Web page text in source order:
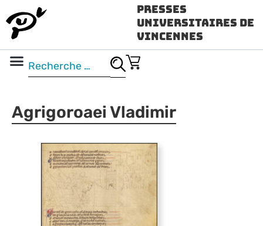
Presses
Universitaires de
Vincennes
Agrigoroaei Vladimir